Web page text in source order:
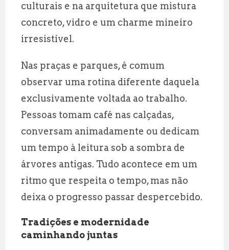
culturais e na arquitetura que mistura
concreto, vidro e um charme mineiro
irresistível.
Nas praças e parques, é comum
observar uma rotina diferente daquela
exclusivamente voltada ao trabalho.
Pessoas tomam café nas calçadas,
conversam animadamente ou dedicam
um tempo à leitura sob a sombra de
árvores antigas. Tudo acontece em um
ritmo que respeita o tempo, mas não
deixa o progresso passar despercebido.
Tradições e modernidade
caminhando juntas